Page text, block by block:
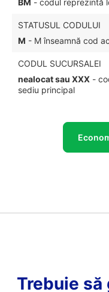
BM - codul reprezintă
STATUSUL CODULUI
M - M înseamnă cod
CODUL SUCURSALEI
nealocat sau XXX -
sediu principal
Trebuie